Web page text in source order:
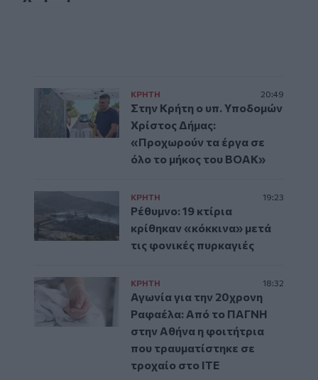
ΚΡΗΤΗ 20:49
Στην Κρήτη ο υπ. Υποδομών
Χρίστος Δήμας:
«Προχωρούν τα έργα σε
όλο το μήκος του ΒΟΑΚ»
ΚΡΗΤΗ 19:23
Ρέθυμνο: 19 κτίρια
κρίθηκαν «κόκκινα» μετά
τις φονικές πυρκαγιές
ΚΡΗΤΗ 18:32
Αγωνία για την 20χρονη
Ραφαέλα: Από το ΠΑΓΝΗ
στην Αθήνα η φοιτήτρια
που τραυματίστηκε σε
τροχαίο στο ΙΤΕ